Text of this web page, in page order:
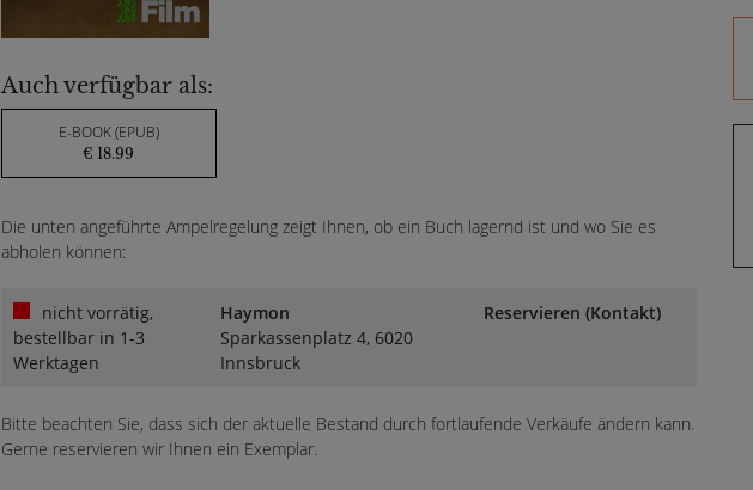
Auch verfügbar als:
E-BOOK (EPUB)
€ 18.99
Die unten angeführte Ampelregelung zeigt Ihnen, ob ein Buch lagernd ist und wo Sie es
abholen können:
nicht vorrätig,
bestellbar in 1-3
Werktagen
Haymon
Sparkassenplatz 4, 6020
Innsbruck
Reservieren (Kontakt)
Bitte beachten Sie, dass sich der aktuelle Bestand durch fortlaufende Verkäufe ändern kann.
Gerne reservieren wir Ihnen ein Exemplar.